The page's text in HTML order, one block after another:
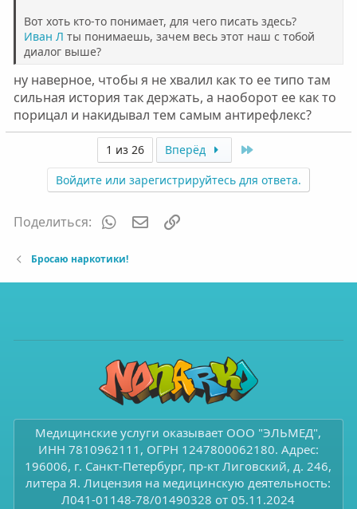
Вот хоть кто-то понимает, для чего писать здесь?
Иван Л ты понимаешь, зачем весь этот наш с тобой
диалог выше?
ну наверное, чтобы я не хвалил как то ее типо там
сильная история так держать, а наоборот ее как то
порицал и накидывал тем самым антирефлекс?
1 из 26 Вперёд
Войдите или зарегистрируйтесь для ответа.
Поделиться: WhatsAppЭлектронная почта
Бросаю наркотики!
Медицинские услуги оказывает ООО "ЭЛЬМЕД",
ИНН 7810962111, ОГРН 1247800062180. Адрес:
196006, г. Санкт-Петербург, пр-кт Лиговский, д. 246,
литера Я. Лицензия на медицинскую деятельность:
Л041-01148-78/01490328 от 05.11.2024